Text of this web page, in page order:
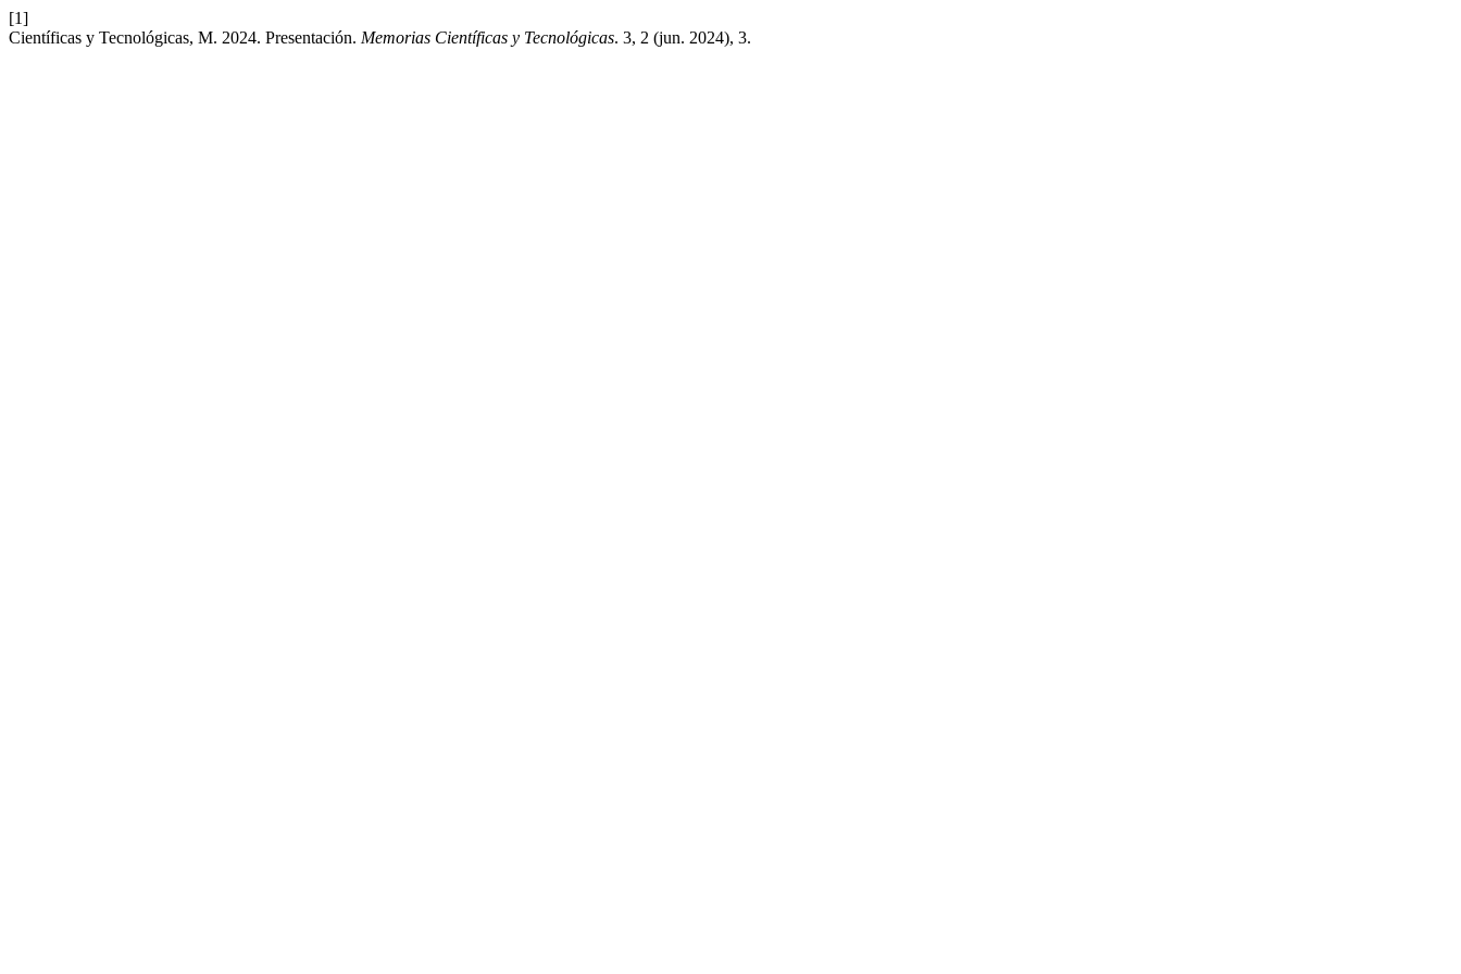
[1]
Científicas y Tecnológicas, M. 2024. Presentación. Memorias Científicas y Tecnológicas. 3, 2 (jun. 2024), 3.